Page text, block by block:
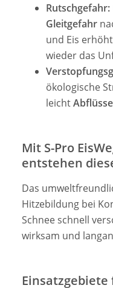
Rutschgefahr:
Gleitgefahr
und Eis
wieder das
ökologische
leicht
Mit S-Pro
entstehen
Das
Hitzebildung bei
Schnee schnell
wirksam und
Einsatzgebiete